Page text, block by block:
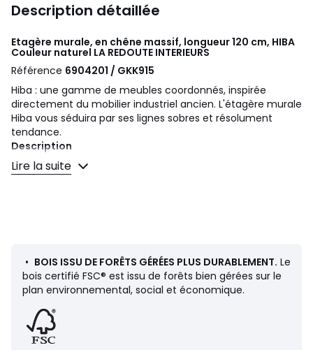
Description détaillée
Etagère murale, en chêne massif, longueur 120 cm, HIBA
Couleur naturel LA REDOUTE INTERIEURS
Référence 6904201 / GKK915
Hiba : une gamme de meubles coordonnés, inspirée
directement du mobilier industriel ancien. L'étagère murale
Hiba vous séduira par ses lignes sobres et résolument
tendance.
Description
• Chêne massif abouté
• Finition vernis nitrocellulosique
• Profondeur : 19,6 cm
• Poids maximal supporté : 5 kg
Livraison
Ce produit est vendu monté. Il sera livré chez vous sur
rendez-vous.
Attention !
Lire la suite
• BOIS ISSU DE FORÊTS GÉRÉES PLUS DURABLEMENT. Le
bois certifié FSC® est issu de forêts bien gérées sur le
plan environnemental, social et économique.